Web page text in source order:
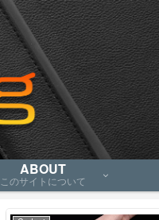
ABOUT
このサイトについて